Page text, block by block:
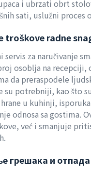
i ubrzati obrt
sati, uslužni proces
troškove radne
servis za naručivanje
osoblja na recepciji,
da preraspodele
su potrebniji, kao što
u kuhinji,
odnosa sa gostima.
već i smanjuje
грешака и отпада